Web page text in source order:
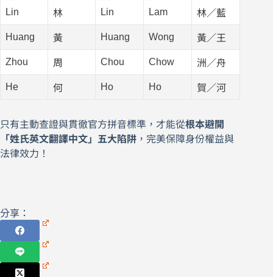
Lin 林 Lin Lam 林／藍
Huang 黃 Huang Wong 黃／王
Zhou 周 Chou Chow 洲／舟
He 何 Ho Ho 賀／河
只有主動查證與貫徹官方拼音標準，才能從根本避開
「姓氏英文翻譯中文」五大陷阱 ，完美保障身份權益與
法律效力！
分享：